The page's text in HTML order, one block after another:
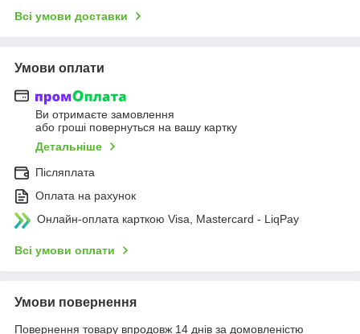
Всі умови доставки
Умови оплати
Ви отримаєте замовлення
або гроші повернуться на вашу картку
Детальніше
Післяплата
Оплата на рахунок
Онлайн-оплата карткою Visa, Mastercard - LiqPay
Всі умови оплати
Умови повернення
Повернення товару впродовж 14 днів за домовленістю